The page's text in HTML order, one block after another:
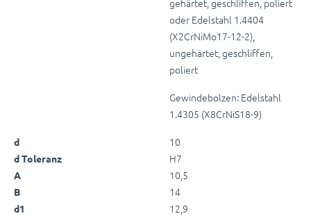
oder Edelstahl 1.4404
(X2CrNiMo17-12-2),
ungehärtet, geschliffen,
poliert
Gewindebolzen: Edelstahl
1.4305 (X8CrNiS18-9)
d 10
d Toleranz H7
A 10,5
B 14
d1 12,9